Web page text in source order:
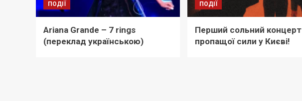
ПОДІЇ
Ariana Grande – 7 rings
(переклад українською)
ПОДІЇ
Перший сольний концерт
пропащої сили у Києві!